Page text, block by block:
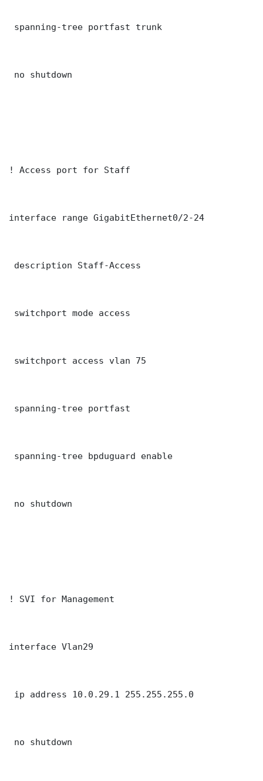
spanning-tree portfast trunk
no shutdown
! Access port for Staff
interface range GigabitEthernet0/2-24
description Staff-Access
switchport mode access
switchport access vlan 75
spanning-tree portfast
spanning-tree bpduguard enable
no shutdown
! SVI for Management
interface Vlan29
ip address 10.0.29.1 255.255.255.0
no shutdown